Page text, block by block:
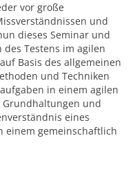
vor große
und
dieses Seminar und
Testens im agilen
Basis des allgemeinen
und Techniken
in einem agilen
und
eines
einem gemeinschaftlich